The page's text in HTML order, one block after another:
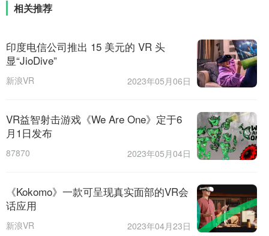
相关推荐
印度电信公司推出 15 美元的 VR 头
显“JioDive”
新浪VR 2023年05月06日
VR益智射击游戏《We Are One》定于6
月1日发布
87870 2023年05月04日
《Kokomo》一款可呈现真实面部的VR会
话应用
新浪VR 2023年04月23日